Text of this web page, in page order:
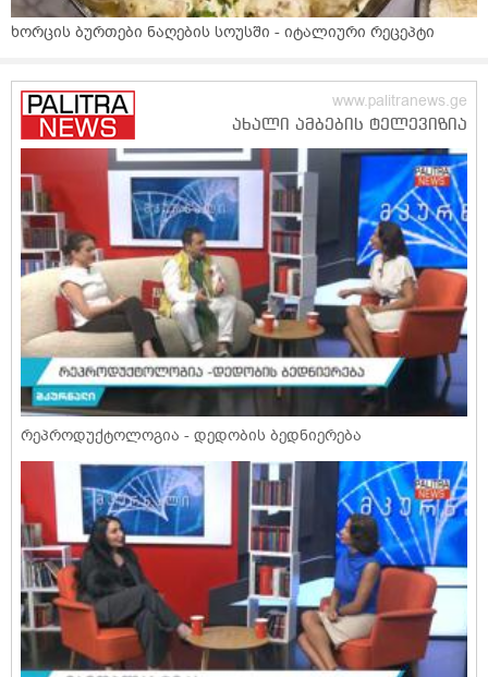
ხორცის ბურთები ნაღების სოუსში - იტალიური რეცეპტი
რეპროდუქტოლოგია - დედობის ბედნიერება